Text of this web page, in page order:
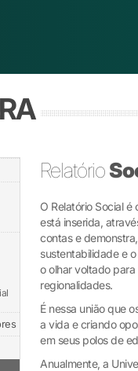
Relatório
O Relatório Social
está inserida,
contas e
sustentabilidade e
o olhar voltado
regionalidades.
É nessa união que
a vida e criando
em seus polos de
Anualmente, a